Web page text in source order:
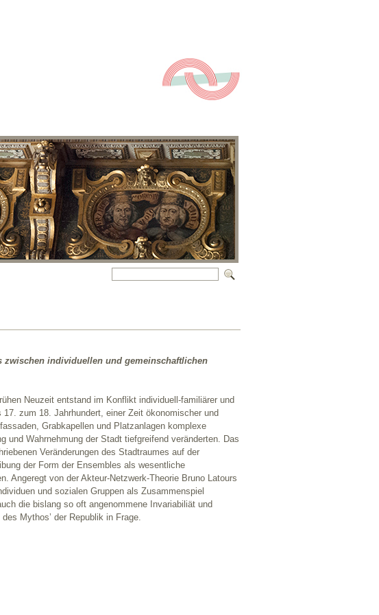
zwischen individuellen und gemeinschaftlichen
Neuzeit entstand im Konflikt individuell-familiärer und
zum 18. Jahrhundert, einer Zeit ökonomischer und
Grabkapellen und Platzanlagen komplexe
und Wahrnehmung der Stadt tiefgreifend veränderten. Das
Veränderungen des Stadtraumes auf der
der Form der Ensembles als wesentliche
Angeregt von der Akteur-Netzwerk-Theorie Bruno Latours
und sozialen Gruppen als Zusammenspiel
die bislang so oft angenommene Invariabiliät und
Mythos’ der Republik in Frage.